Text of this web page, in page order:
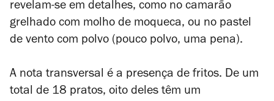
revelam-se em detalhes, como no camarão
grelhado com molho de moqueca, ou no pastel
de vento com polvo (pouco polvo, uma pena).
A nota transversal é a presença de fritos. De um
total de 18 pratos, oito deles têm um